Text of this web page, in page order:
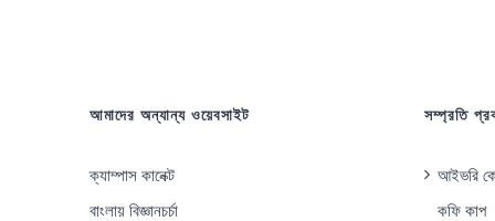
আমাদের অন্যান্য ওয়েবসাইট
ক্যাম্পাস কানেক্ট
বাংলায় বিজ্ঞানচর্চা
সম্প্রতি
আইভরি
কফি কাপ